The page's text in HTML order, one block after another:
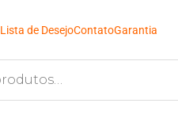
Lista de DesejoContatoGarantia